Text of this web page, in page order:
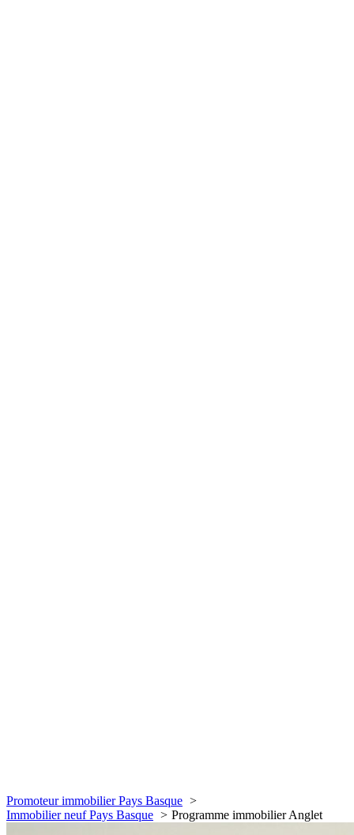
Promoteur immobilier Pays Basque
Immobilier neuf Pays Basque
Programme immobilier Anglet